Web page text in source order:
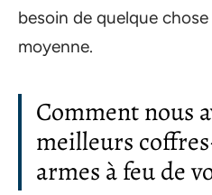
besoin de quelque
moyenne.
Comment nous
meilleurs
armes à feu de